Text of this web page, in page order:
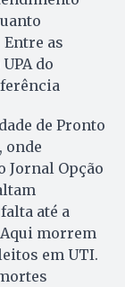
Entre as
do
de Pronto
onde
Jornal Opção
até a
morrem
em UTI.